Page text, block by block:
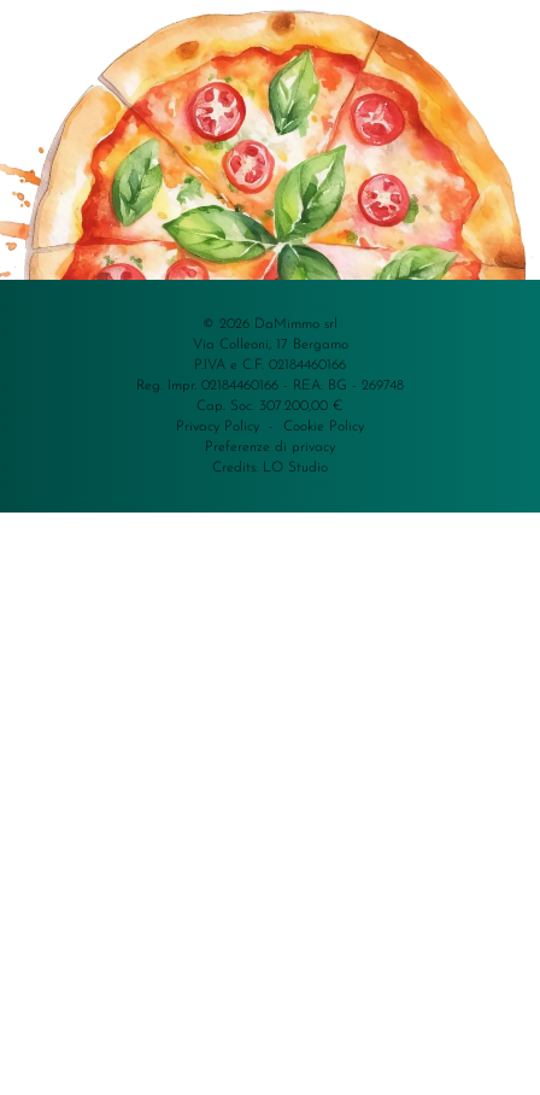
© 2026 DaMimmo srl
Via Colleoni, 17 Bergamo
P.IVA e C.F. 02184460166
Reg. Impr. 02184460166 - REA: BG - 269748
Cap. Soc. 307.200,00 €
Privacy Policy - Cookie Policy
Preferenze di privacy
Credits:
LO Studio